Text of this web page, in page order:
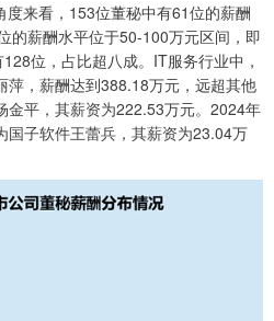
来看，153位董秘中有61位的薪酬
的薪酬水平位于50-100万元区间，即
位，占比超八成。IT服务行业中，
萍，薪酬达到388.18万元，远超其他
金平，其薪资为222.53万元。2024年
国子软件王蕾兵，其薪资为23.04万